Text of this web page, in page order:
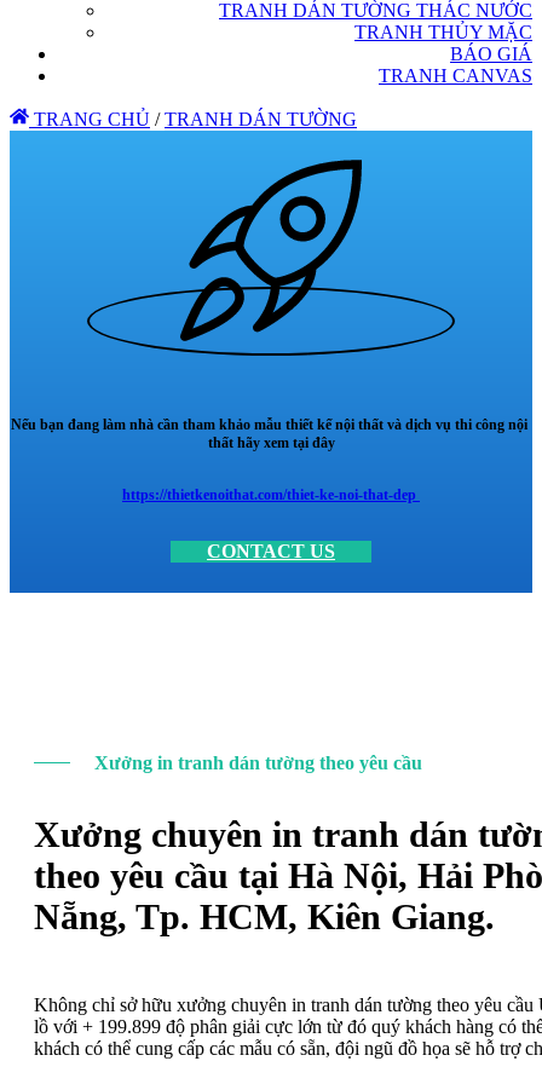
TRANH DÁN TƯỜNG THÁC NƯỚC
TRANH THỦY MẶC
BÁO GIÁ
TRANH CANVAS
TRANG CHỦ / TRANH DÁN TƯỜNG
Nếu bạn đang làm nhà cần tham khảo mẫu thiết kế nội thất và dịch vụ thi công nội
thất hãy xem tại đây
https://thietkenoithat.com/thiet-ke-noi-that-dep
CONTACT US
Xưởng in tranh dán tường theo yêu cầu
Xưởng chuyên in tranh dán
theo yêu cầu tại Hà Nội, Hải
Nẵng, Tp. HCM, Kiên Giang.
Không chỉ sở hữu xưởng chuyên in tranh dán tường theo yêu
lồ với + 199.899 độ phân giải cực lớn từ đó quý khách hàng có
khách có thể cung cấp các mẫu có sẵn, đội ngũ đồ họa sẽ hỗ trợ